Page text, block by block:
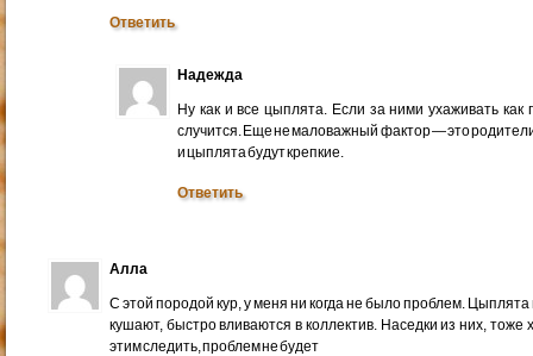
Ответить
Надежда
Ну как и все цыплята. Если за ними ухаживать
случится. Еще не маловажный фактор — это
и цыплята будут крепкие.
Ответить
Алла
С этой породой кур, у меня ни когда не было проблем.
кушают, быстро вливаются в коллектив. Наседки из них,
этим следить, проблем не будет